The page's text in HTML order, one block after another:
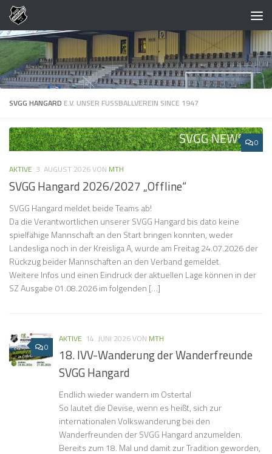
Zum Inhalt springen
SVGG HANGARD E.V. UNSER FUSSBALLVEREIN SINCE 1947
0
AKTIVE 3. AUGUST 2026VON MTH
SVGG Hangard 2026/2027 „Offline“
SVGG Hangard meldet beide Teams ab!
Da die Verantwortlichen unserer SVGG Hangard bis dato keine
spielfähige Mannschaft an den Start bringen konnten, weder
Landesliga noch in der Kreisliga A, wurde am Freitag 24.07.2026 der
Rückzug beider Mannschaften an den Verband gemeldet.
Weitere Infos und einen Eindruck der aktuellen Lage können in der
SZ Ausgabe 01.08.2026 im folgenden […]
0
AKTIVE 14. JUNI 2026VON MTH
18. IVV-Wanderung der Wanderfreunde
SVGG Hangard
Endlich wieder wandern im Ostertal
So lautet die Devise, wenn es heißt, sich zur
internationalen Volkswanderung bei den
Wanderfreunden der SVGG Hangard anzumelden.
Bereits zum 18. Mal und damit zur Tradition geworden,